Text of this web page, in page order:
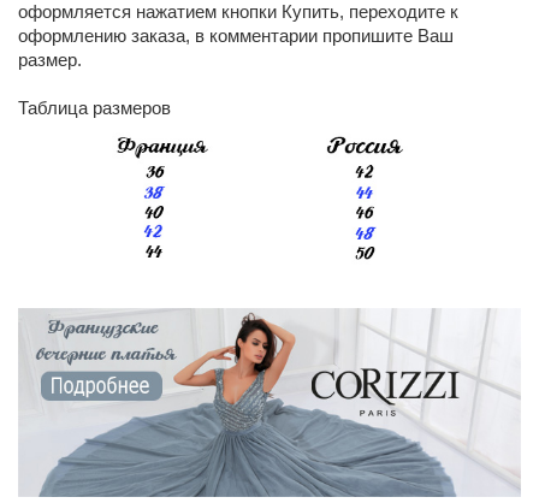
оформляется нажатием кнопки Купить, переходите к
оформлению заказа, в комментарии пропишите Ваш
размер.
Таблица размеров